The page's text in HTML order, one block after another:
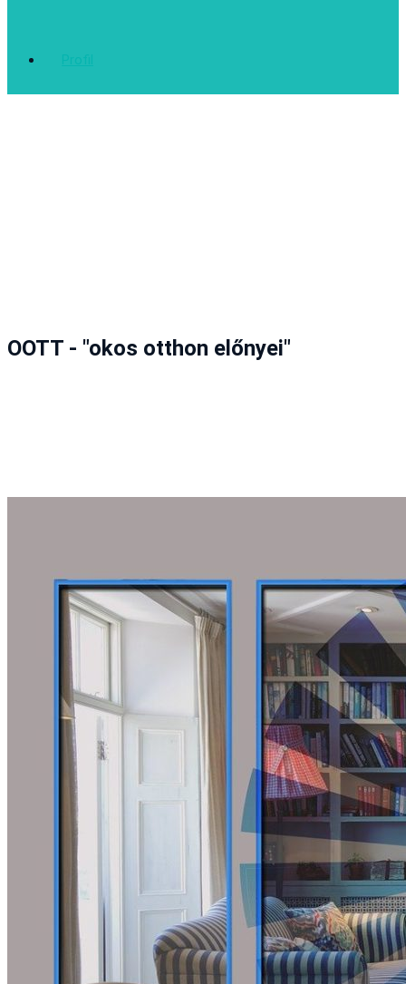
Profil
OOTT - "okos otthon előnyei"